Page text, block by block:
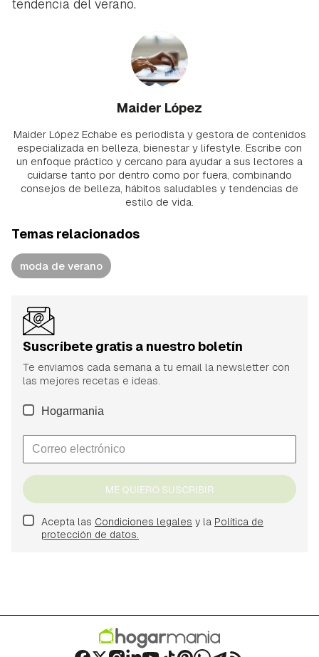
tendencia del verano.
Maider López
Maider López Echabe es periodista y gestora de contenidos
especializada en belleza, bienestar y lifestyle. Escribe con
un enfoque práctico y cercano para ayudar a sus lectores a
cuidarse tanto por dentro como por fuera, combinando
consejos de belleza, hábitos saludables y tendencias de
estilo de vida.
Temas relacionados
moda de verano
Suscríbete gratis a nuestro boletín
Te enviamos cada semana a tu email la newsletter con
las mejores recetas e ideas.
Hogarmania
ME QUIERO SUSCRIBIR
Acepta las Condiciones legales y la Política de
protección de datos.